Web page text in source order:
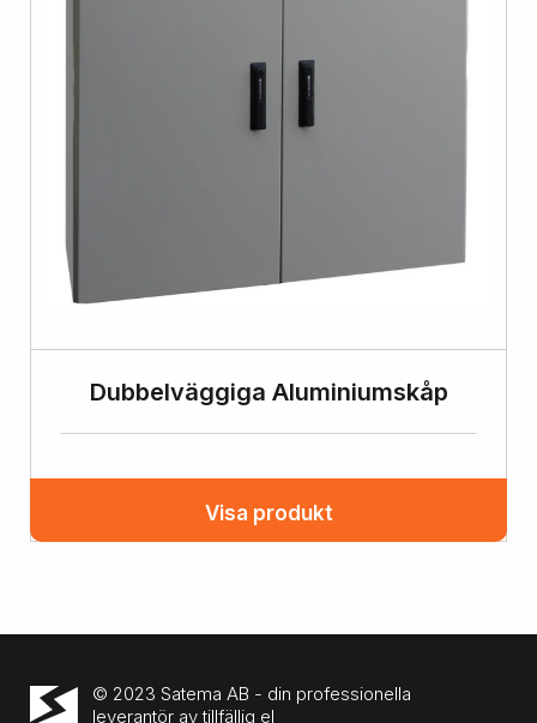
Dubbelväggiga Aluminiumskåp
Visa produkt
© 2023 Satema AB - din professionella
leverantör av tillfällig el